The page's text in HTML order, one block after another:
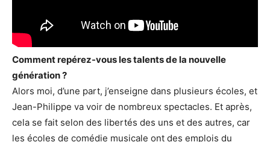
Comment repérez-vous les talents de la nouvelle
génération ?
Alors moi, d’une part, j’enseigne dans plusieurs écoles, et
Jean-Philippe va voir de nombreux spectacles. Et après,
cela se fait selon des libertés des uns et des autres, car
les écoles de comédie musicale ont des emplois du